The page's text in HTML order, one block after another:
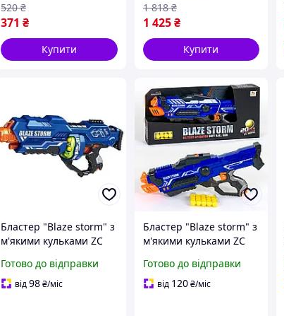
371 ₴
520 ₴
Купити
1 425 ₴
1 818 ₴
Купити
Бластер "Blaze storm" з
м'якими кульками ZC
Готово до відправки
від98₴/міс
Бластер "Blaze storm" з
м'якими кульками ZC
Готово до відправки
від 120 ₴/міс